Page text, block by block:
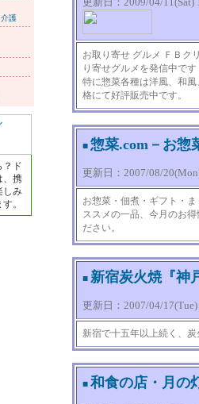
護
？ド
、携
しみ
。
お取り寄せ グルメ ＦＢク
り寄せグルメを発信中です
特に惣菜各種は洋風、和
格にて好評販売中です。
■ 惣菜.com－お惣
更新日：2007/08/
お惣菜・佃煮・ギフト・
ススメの一品、今月のお
ださい。
■ 新宿炭火焼『神
更新日：2007/04/
新宿で十五年以上続く、
■ 和食の店・月の